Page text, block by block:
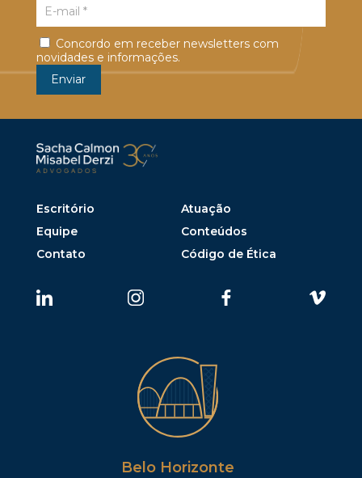
Concordo em receber newsletters com
novidades e informações.
Escritório
Atuação
Equipe
Conteúdos
Contato
Código de Ética
Belo Horizonte